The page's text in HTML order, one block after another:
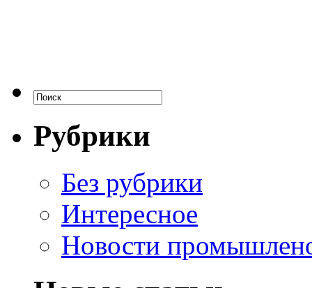
Рубрики
Без рубрики
Интересное
Новости